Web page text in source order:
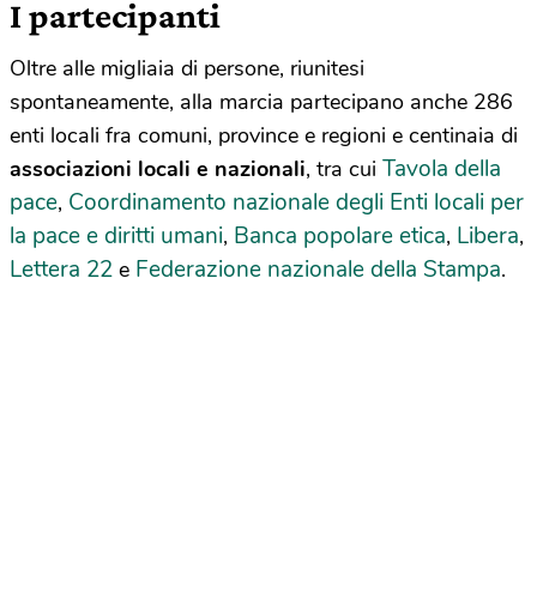
I partecipanti
Oltre alle migliaia di persone, riunitesi
spontaneamente, alla marcia partecipano anche 286
enti locali fra comuni, province e regioni e centinaia di
associazioni locali e nazionali, tra cui Tavola della
pace, Coordinamento nazionale degli Enti locali per
la pace e diritti umani, Banca popolare etica, Libera,
Lettera 22 e Federazione nazionale della Stampa.